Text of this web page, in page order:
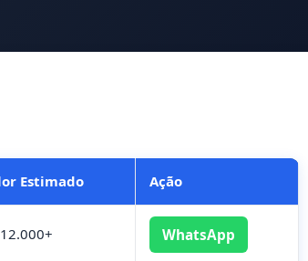
Estimado Ação
WhatsApp